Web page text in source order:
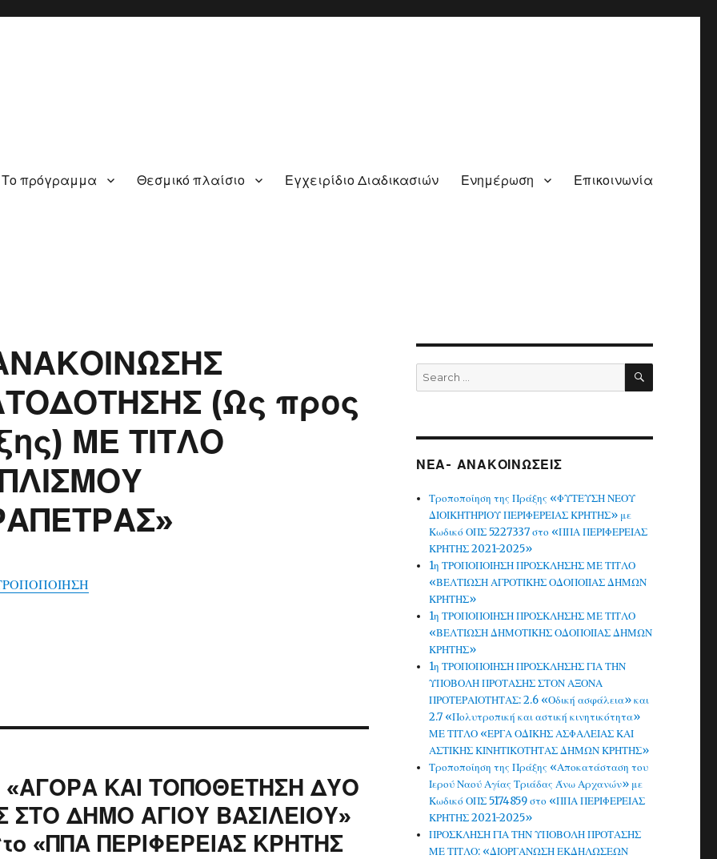
Το πρόγραμμα Θεσμικό πλαίσιο Εγχειρίδιο Διαδικασιών Ενημέρωση Επικοινωνία
(Ως προς
ΜΕ ΤΙΤΛΟ
«ΑΓΟΡΑ ΚΑΙ ΤΟΠΟΘΕΤΗΣΗ ΔΥΟ
ΔΗΜΟ ΑΓΙΟΥ ΒΑΣΙΛΕΙΟΥ»
«ΠΠΑ ΠΕΡΙΦΕΡΕΙΑΣ ΚΡΗΤΗΣ
Search
for:
SEARCH
ΝΕΑ- ΑΝΑΚΟΙΝΩΣΕΙΣ
Τροποποίηση της Πράξης «ΦΥΤΕΥΣΗ ΝΕΟΥ
ΔΙΟΙΚΗΤΗΡΙΟΥ ΠΕΡΙΦΕΡΕΙΑΣ ΚΡΗΤΗΣ» με
Κωδικό ΟΠΣ 5227337 στο «ΠΠΑ ΠΕΡΙΦΕΡΕΙΑΣ
ΚΡΗΤΗΣ 2021-2025»
1η ΤΡΟΠΟΠΟΙΗΣΗ ΠΡΟΣΚΛΗΣΗΣ ΜΕ ΤΙΤΛΟ
«ΒΕΛΤΙΩΣΗ ΑΓΡΟΤΙΚΗΣ ΟΔΟΠΟΙΙΑΣ ΔΗΜΩΝ
ΚΡΗΤΗΣ»
1η ΤΡΟΠΟΠΟΙΗΣΗ ΠΡΟΣΚΛΗΣΗΣ ΜΕ ΤΙΤΛΟ
«ΒΕΛΤΙΩΣΗ ΔΗΜΟΤΙΚΗΣ ΟΔΟΠΟΙΙΑΣ ΔΗΜΩΝ
ΚΡΗΤΗΣ»
1η ΤΡΟΠΟΠΟΙΗΣΗ ΠΡΟΣΚΛΗΣΗΣ ΓΙΑ ΤΗΝ
ΥΠΟΒΟΛΗ ΠΡΟΤΑΣΗΣ ΣΤΟΝ ΑΞΟΝΑ
ΠΡΟΤΕΡΑΙΟΤΗΤΑΣ: 2.6 «Οδική ασφάλεια» και
2.7 «Πολυτροπική και αστική κινητικότητα»
ΜΕ ΤΙΤΛΟ «ΕΡΓΑ ΟΔΙΚΗΣ ΑΣΦΑΛΕΙΑΣ ΚΑΙ
ΑΣΤΙΚΗΣ ΚΙΝΗΤΙΚΟΤΗΤΑΣ ΔΗΜΩΝ ΚΡΗΤΗΣ»
Τροποποίηση της Πράξης «Αποκατάσταση του
Ιερού Ναού Αγίας Τριάδας Άνω Αρχανών» με
Κωδικό ΟΠΣ 5174859 στο «ΠΠΑ ΠΕΡΙΦΕΡΕΙΑΣ
ΚΡΗΤΗΣ 2021-2025»
ΠΡΟΣΚΛΗΣΗ ΓΙΑ ΤΗΝ ΥΠΟΒΟΛΗ ΠΡΟΤΑΣΗΣ
ΜΕ ΤΙΤΛΟ: «ΔΙΟΡΓΑΝΩΣΗ ΕΚΔΗΛΩΣΕΩΝ